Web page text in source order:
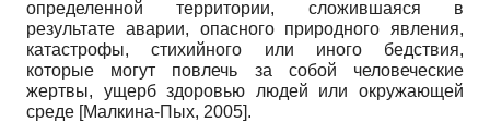
определенной территории, сложившаяся в
результате аварии, опасного природного явления,
катастрофы, стихийного или иного бедствия,
которые могут повлечь за собой человеческие
жертвы, ущерб здоровью людей или окружающей
среде [Малкина-Пых, 2005].